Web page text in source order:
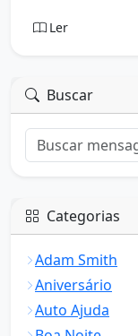
Ler
Buscar
Categorias
Adam Smith
Aniversário
Auto Ajuda